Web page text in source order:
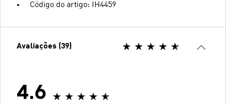
Código do artigo: IH4459
Avaliações (39)
4.6